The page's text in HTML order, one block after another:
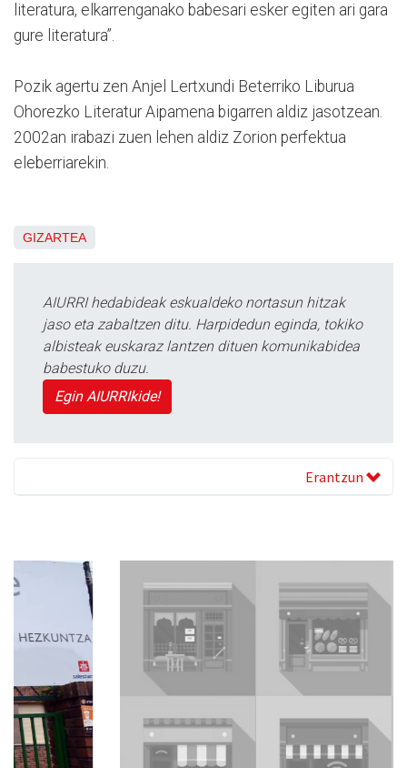
literatura, elkarrenganako babesari esker egiten ari gara
gure literatura”.
Pozik agertu zen Anjel Lertxundi Beterriko Liburua
Ohorezko Literatur Aipamena bigarren aldiz jasotzean.
2002an irabazi zuen lehen aldiz Zorion perfektua
eleberriarekin.
GIZARTEA
AIURRI hedabideak eskualdeko nortasun hitzak
jaso eta zabaltzen ditu. Harpidedun eginda, tokiko
albisteak euskaraz lantzen dituen komunikabidea
babestuko duzu.
Egin AIURRIkide!
Erantzun